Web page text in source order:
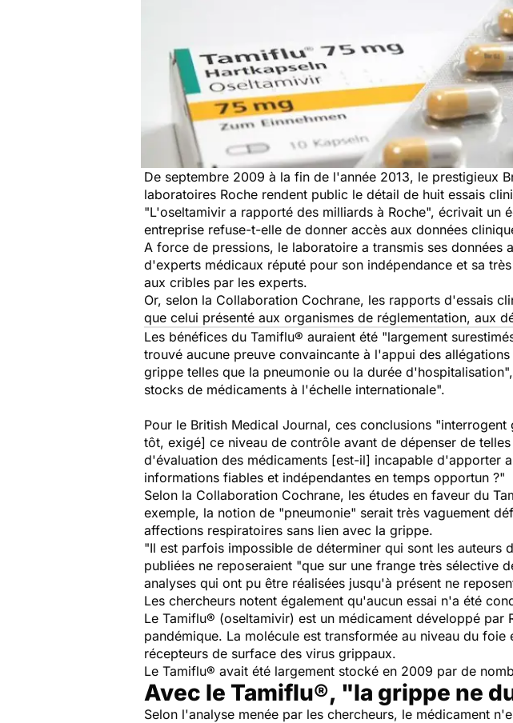
De septembre 2009 à la fin de l'année 2013, le prestigieux
laboratoires Roche rendent public le détail de huit essais
"L'oseltamivir a rapporté des milliards à Roche", écrivait un
entreprise refuse-t-elle de donner accès aux données
A force de pressions, le laboratoire a transmis ses
d'experts médicaux réputé pour son indépendance et sa
aux cribles par les experts.
Or, selon la Collaboration Cochrane, les rapports d'essais
que celui présenté aux organismes de réglementation, aux
Les bénéfices du Tamiflu® auraient été "largement
trouvé aucune preuve convaincante à l'appui des
grippe telles que la pneumonie ou la durée
stocks de médicaments à l'échelle internationale".
Pour le British Medical Journal, ces conclusions
tôt, exigé] ce niveau de contrôle avant de dépenser de
d'évaluation des médicaments [est-il] incapable d'apporter
informations fiables et indépendantes en temps opportun ?"
Selon la Collaboration Cochrane, les études en faveur du
exemple, la notion de "pneumonie" serait très vaguement
affections respiratoires sans lien avec la grippe.
"Il est parfois impossible de déterminer qui sont les auteurs
publiées ne reposeraient "que sur une frange très sélective
analyses qui ont pu être réalisées jusqu'à présent ne
Les chercheurs notent également qu'aucun essai n'a été
Le Tamiflu® (oseltamivir) est un médicament développé
pandémique. La molécule est transformée au niveau du
récepteurs de surface des virus grippaux.
Le Tamiflu® avait été largement stocké en 2009 par de
Avec le Tamiflu®, "la grippe ne
Selon l'analyse menée par les chercheurs, le médicament